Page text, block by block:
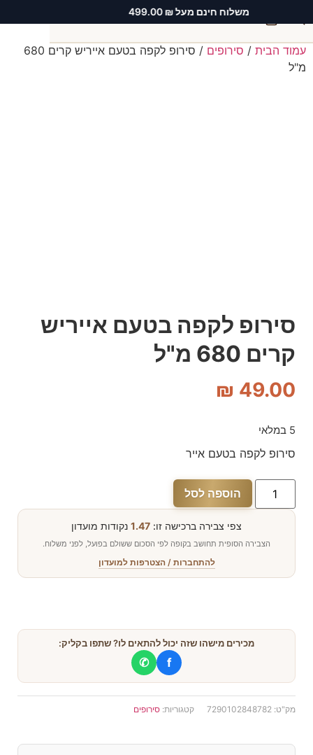
משלוח חינם מעל ₪ 499.00
עמוד הבית / סירופים
/ סירופ לקפה בטעם אייריש קרים 680
מ"ל
סירופ לקפה בטעם אייריש
קרים 680 מ"ל
₪ 49.00
5 במלאי
סירופ לקפה בטעם אייר
הוספה לסל
צפי צבירה ברכישה זו: 1.47 נקודות מועדון
הצבירה הסופית תחושב בקופה לפי הסכום ששולם בפועל, לפני משלוח.
להתחברות / הצטרפות למועדון
מכירים מישהו שזה יכול להתאים לו? שתפו בקליק:
f
✆
מק"ט: 7290102848782 קטגוריות: סירופים